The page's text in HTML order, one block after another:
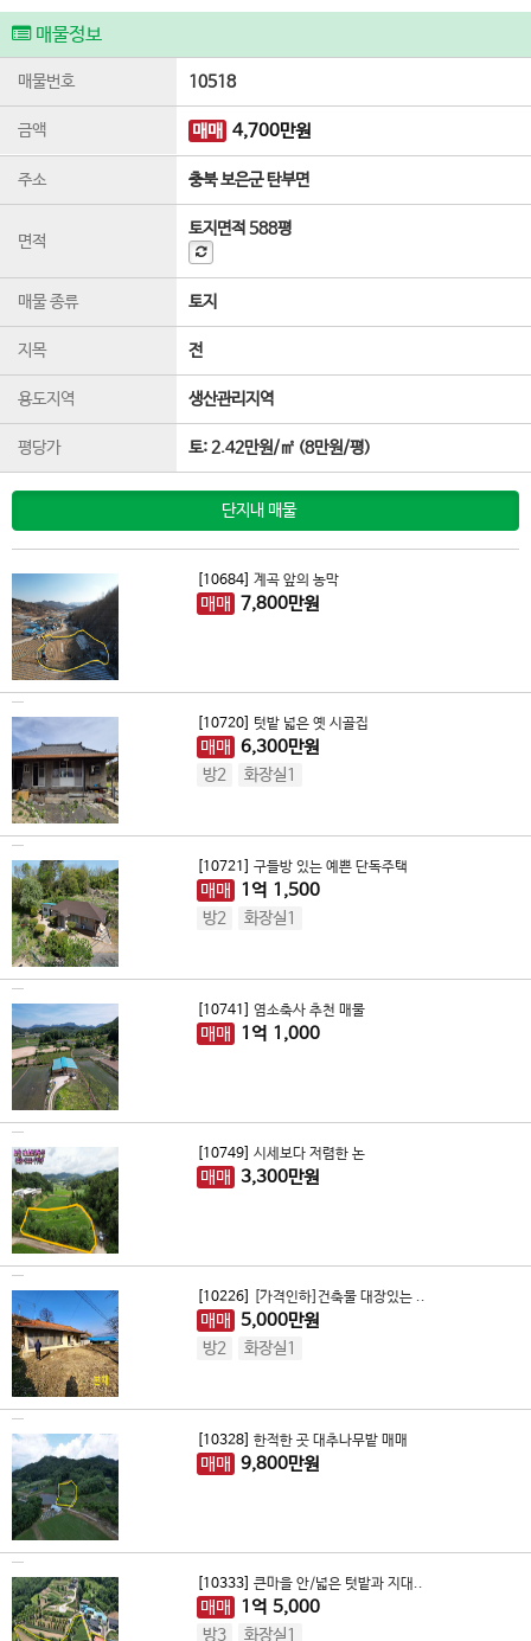
매물정보
매물번호 10518
금액 매매 4,700만원
주소 충북 보은군 탄부면
면적
토지면적588평
매물 종류 토지
지목 전
용도지역 생산관리지역
평당가 토:2.42만원/㎡ (8만원/평)
단지내 매물
[10684] 계곡 앞의 농막
매매 7,800만원
[10720] 텃밭 넓은 옛 시골집
매매 6,300만원
방2 화장실1
[10721] 구들방 있는 예쁜 단독주택
매매 1 억 1,500
방2 화장실1
[10741] 염소축사 추천 매물
매매 1 억 1,000
[10749] 시세보다 저렴한 논
매매 3,300만원
[10226] [가격인하]건축물 대장있는 ..
매매 5,000만원
방2 화장실1
[10328] 한적한 곳 대추나무밭 매매
매매 9,800만원
[10333] 큰마을 안/넓은 텃밭과 지대..
매매 1 억 5,000
방3 화장실1